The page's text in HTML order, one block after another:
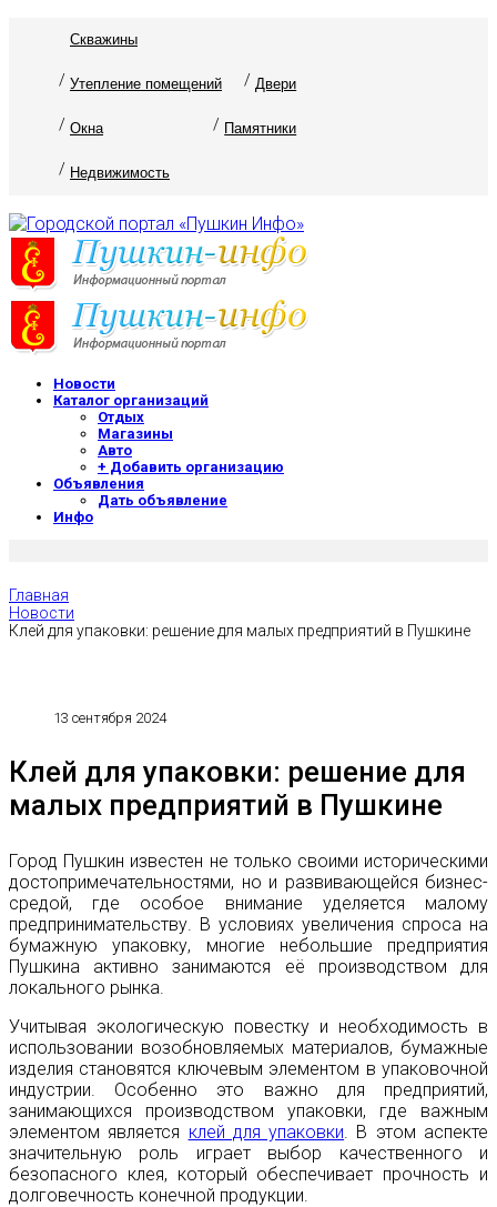
Скважины
Утепление помещений Двери
Окна Памятники
Недвижимость
Новости
Каталог организаций
Отдых
Магазины
Авто
+ Добавить организацию
Объявления
Дать объявление
Инфо
Главная
Новости
Клей для упаковки: решение для малых предприятий в Пушкине
13 сентября 2024
Клей для упаковки: решение для
малых предприятий в Пушкине
Город Пушкин известен не только своими историческими
достопримечательностями, но и развивающейся бизнес-
средой, где особое внимание уделяется малому
предпринимательству. В условиях увеличения спроса на
бумажную упаковку, многие небольшие предприятия
Пушкина активно занимаются её производством для
локального рынка.
Учитывая экологическую повестку и необходимость в
использовании возобновляемых материалов, бумажные
изделия становятся ключевым элементом в упаковочной
индустрии. Особенно это важно для предприятий,
занимающихся производством упаковки, где важным
элементом является клей для упаковки. В этом аспекте
значительную роль играет выбор качественного и
безопасного клея, который обеспечивает прочность и
долговечность конечной продукции.